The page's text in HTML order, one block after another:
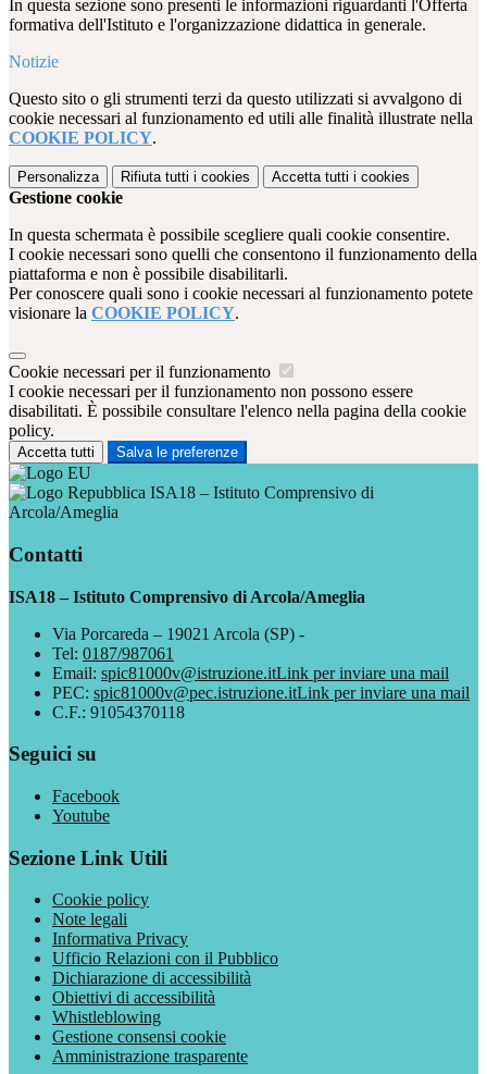
In questa sezione sono presenti le informazioni riguardanti l'Offerta
formativa dell'Istituto e l'organizzazione didattica in generale.
Notizie
Questo sito o gli strumenti terzi da questo utilizzati si avvalgono di
cookie necessari al funzionamento ed utili alle finalità illustrate nella
COOKIE POLICY.
Personalizza Rifiuta tutti i cookies Accetta tutti i cookies
Gestione cookie
In questa schermata è possibile scegliere quali cookie consentire.
I cookie necessari sono quelli che consentono il funzionamento della
piattaforma e non è possibile disabilitarli.
Per conoscere quali sono i cookie necessari al funzionamento potete
visionare la COOKIE POLICY.
Cookie necessari per il funzionamento
I cookie necessari per il funzionamento non possono essere
disabilitati. È possibile consultare l'elenco nella pagina della cookie
policy.
Accetta tutti Salva le preferenze
ISA18 – Istituto Comprensivo di
Arcola/Ameglia
Contatti
ISA18 – Istituto Comprensivo di Arcola/Ameglia
Via Porcareda – 19021 Arcola (SP) -
Tel: 0187/987061
Email: spic81000v@istruzione.itLink per inviare una mail
PEC: spic81000v@pec.istruzione.itLink per inviare una mail
C.F.: 91054370118
Seguici su
Facebook
Youtube
Sezione Link Utili
Cookie policy
Note legali
Informativa Privacy
Ufficio Relazioni con il Pubblico
Dichiarazione di accessibilità
Obiettivi di accessibilità
Whistleblowing
Gestione consensi cookie
Amministrazione trasparente